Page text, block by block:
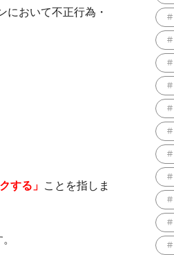
において不正行為・
する」 ことを指しま